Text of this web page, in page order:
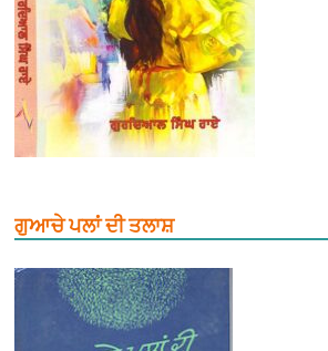
ਗੁਆਚੇ ਪਲਾਂ ਦੀ ਤਲਾਸ਼